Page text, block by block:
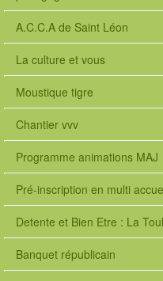
A.C.C.A de Saint Léon
La culture et vous
Moustique tigre
Chantier vvv
Programme animations MAJ
Pré-inscription en multi
Detente et Bien Etre : La
Banquet républicain